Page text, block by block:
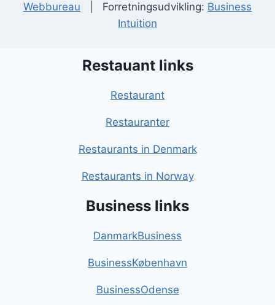
Webbureau | Forretningsudvikling: Business
Intuition
Restauant links
Restaurant
Restauranter
Restaurants in Denmark
Restaurants in Norway
Business links
DanmarkBusiness
BusinessKøbenhavn
BusinessOdense